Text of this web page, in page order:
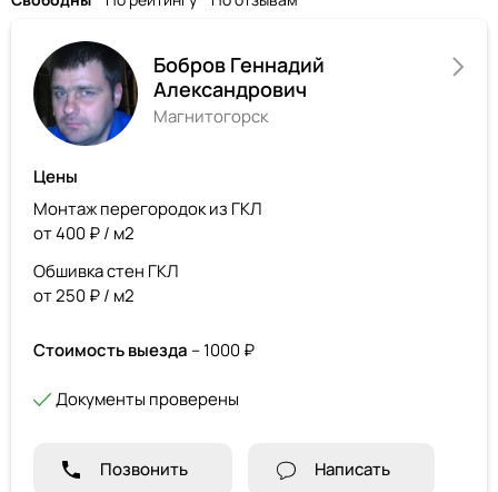
Бобров Геннадий
Александрович
Магнитогорск
Цены
Монтаж перегородок из ГКЛ
от 400 ₽ / м2
Обшивка стен ГКЛ
от 250 ₽ / м2
Стоимость выезда – 1000 ₽
Документы проверены
Позвонить Написать